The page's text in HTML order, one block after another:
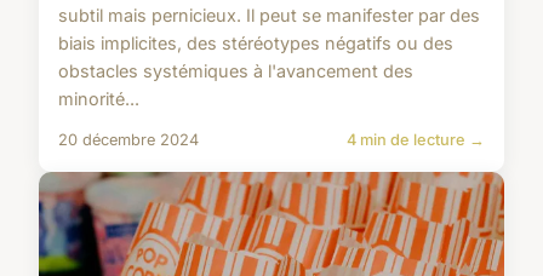
subtil mais pernicieux. Il peut se manifester par des
biais implicites, des stéréotypes négatifs ou des
obstacles systémiques à l'avancement des
minorité...
20 décembre 2024 4 min de lecture →